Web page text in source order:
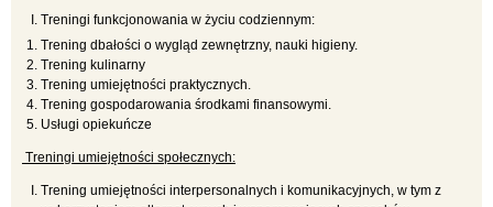
Treningi funkcjonowania w życiu codziennym:
Trening dbałości o wygląd zewnętrzny, nauki higieny.
Trening kulinarny
Trening umiejętności praktycznych.
Trening gospodarowania środkami finansowymi.
Usługi opiekuńcze
Treningi umiejętności społecznych:
Trening umiejętności interpersonalnych i komunikacyjnych, w tym z